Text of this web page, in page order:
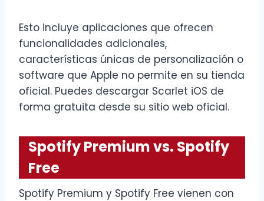
Esto incluye aplicaciones que ofrecen
funcionalidades adicionales,
características únicas de personalización o
software que Apple no permite en su tienda
oficial. Puedes descargar Scarlet iOS de
forma gratuita desde su sitio web oficial.
Spotify Premium vs. Spotify
Free
Spotify Premium y Spotify Free vienen con